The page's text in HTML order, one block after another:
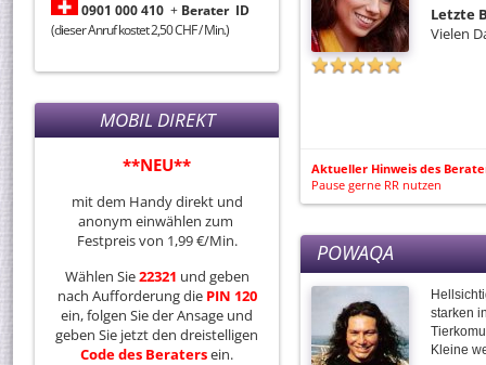
0901 000 410 + Berater ID
(dieser Anruf kostet 2,50 CHF / Min.)
MOBIL DIREKT
**NEU**
mit dem Handy direkt und
anonym einwählen zum
Festpreis von 1,99 €/Min.
Wählen Sie22321 und geben
nach Aufforderung die PIN 120
ein, folgen Sie der Ansage und
geben Sie jetzt den dreistelligen
Codedes Beratersein.
Letzte
Vielen
Aktueller Hinweis des
Pause gerne RR nutzen
POWAQA
starken
Kleine